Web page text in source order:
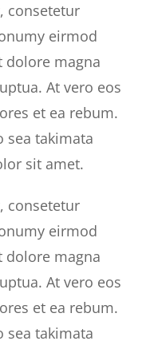
consetetur
eirmod
magna
At vero eos
et ea rebum.
sea takimata
sit amet.
consetetur
eirmod
magna
At vero eos
et ea rebum.
sea takimata